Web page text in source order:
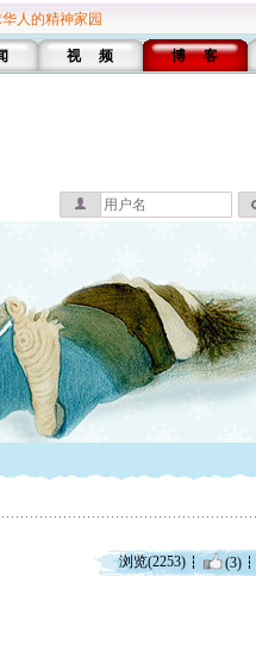
人的精神家园
视 频 博 客
浏览(2253) (3)